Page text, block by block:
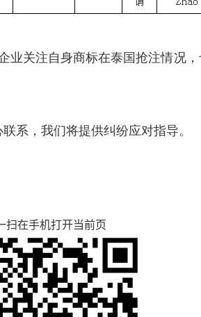
业关注自身商标在泰国抢注情况
系，我们将提供纠纷应对指导。
扫在手机打开当前页